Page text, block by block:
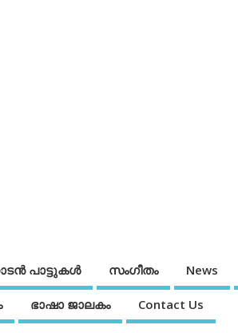
പാട്ടുകള്‍ സംഗീതം News
ഭാഷാ ജാലകം Contact Us